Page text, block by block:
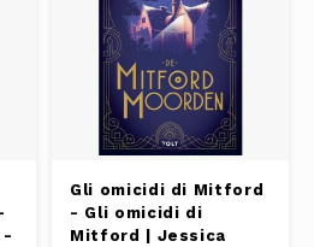
-
Gli omicidi di Mitford
- Gli omicidi di
Mitford | Jessica